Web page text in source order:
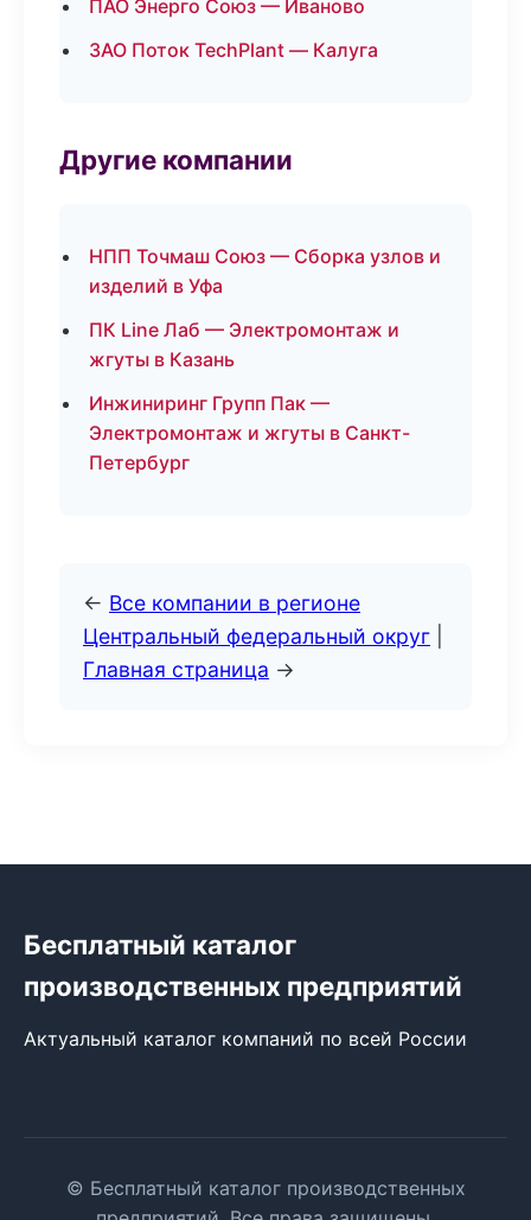
ПАО Энерго Союз — Иваново
ЗАО Поток TechPlant — Калуга
Другие компании
НПП Точмаш Союз — Сборка узлов и
изделий в Уфа
ПК Line Лаб — Электромонтаж и
жгуты в Казань
Инжиниринг Групп Пак —
Электромонтаж и жгуты в Санкт-
Петербург
← Все компании в регионе
Центральный федеральный округ
Главная страница →
Бесплатный каталог
производственных предприятий
Актуальный каталог компаний по всей России
© Бесплатный каталог производственных